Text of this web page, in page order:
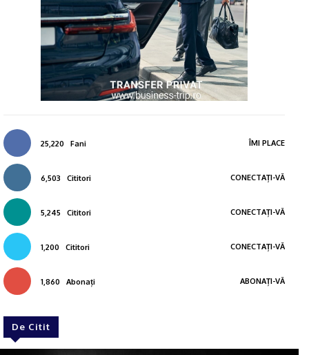
25,220 Fani ÎMI PLACE
6,503 Cititori CONECTAȚI-VĂ
5,245 Cititori CONECTAȚI-VĂ
1,200 Cititori CONECTAȚI-VĂ
1,860 Abonați ABONAȚI-VĂ
De Citit